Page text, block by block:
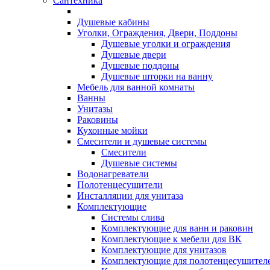
Душевые кабины
Уголки, Ограждения, Двери, Поддоны
Душевые уголки и ограждения
Душевые двери
Душевые поддоны
Душевые шторки на ванну
Мебель для ванной комнаты
Ванны
Унитазы
Раковины
Кухонные мойки
Смесители и душевые системы
Смесители
Душевые системы
Водонагреватели
Полотенцесушители
Инсталляции для унитаза
Комплектующие
Системы слива
Комплектующие для ванн и раковин
Комплектующие к мебели для ВК
Комплектующие для унитазов
Комплектующие для